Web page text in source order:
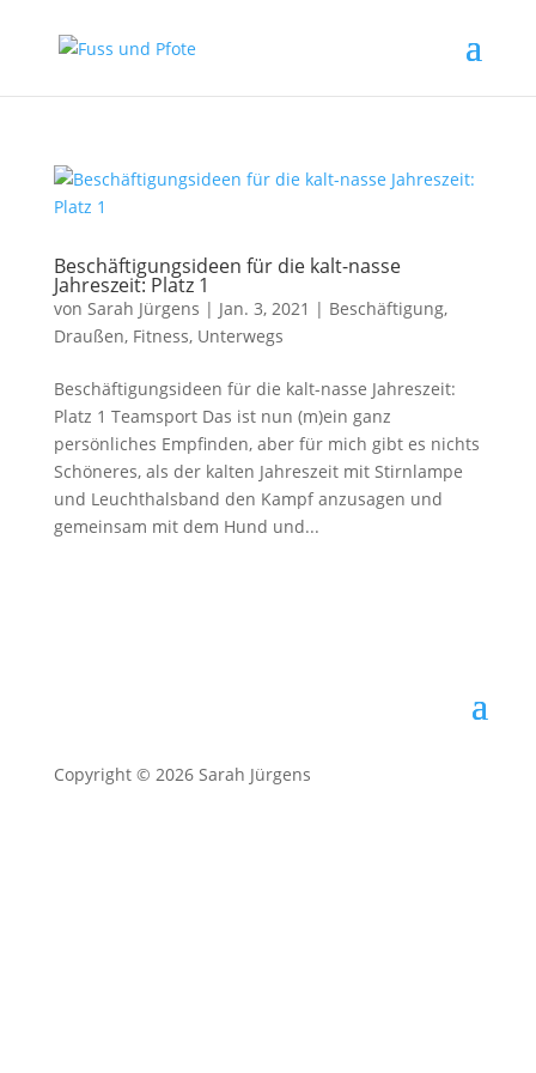
Beschäftigungsideen für die kalt-nasse
Jahreszeit: Platz 1
von Sarah Jürgens | Jan. 3, 2021 | Beschäftigung,
Draußen, Fitness, Unterwegs
Beschäftigungsideen für die kalt-nasse Jahreszeit:
Platz 1 Teamsport Das ist nun (m)ein ganz
persönliches Empfinden, aber für mich gibt es nichts
Schöneres, als der kalten Jahreszeit mit Stirnlampe
und Leuchthalsband den Kampf anzusagen und
gemeinsam mit dem Hund und...
Copyright © 2026 Sarah Jürgens